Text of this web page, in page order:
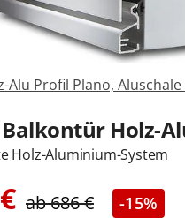
Alu Profil Plano, Aluschale
Balkontür Holz-
Holz-Aluminium-System
€ ab686€ -15%